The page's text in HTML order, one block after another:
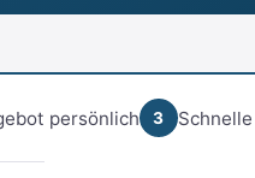
persönlich 3